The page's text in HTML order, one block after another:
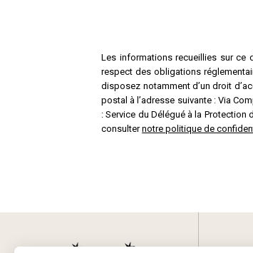
Les informations recueillies sur ce
respect des obligations
disposez notamment d’un droit
postal à l’adresse suivante : Via
: Service du Délégué à la
consulternotre politique de